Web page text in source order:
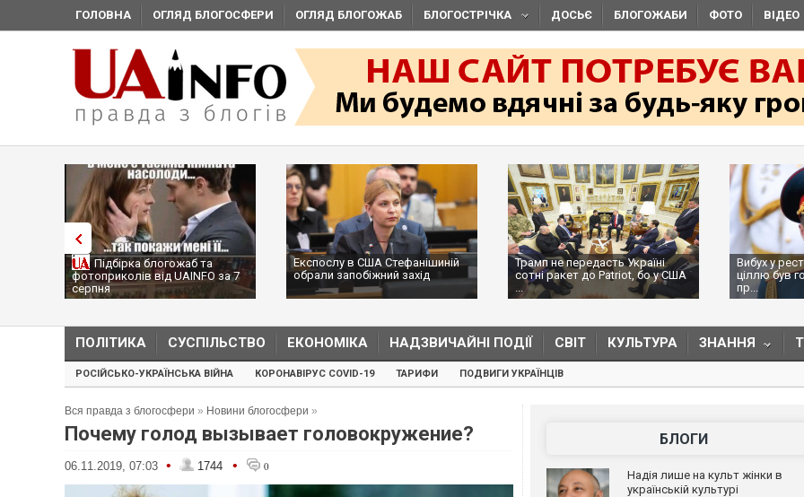
ГОЛОВНА ОГЛЯД БЛОГОСФЕРИ ОГЛЯД БЛОГОЖАБ БЛОГОСТРІЧКА ДОСЬЄ БЛОГОЖАБИ ФОТО ВІДЕО
Підбірка блогожаб та
фотоприколів від UAINFO за 7
серпня
Експослу в США Стефанішиній
обрали запобіжний захід
Трамп не передасть Україні
сотні ракет до Patriot, бо у США
...
Вибух у
ціллю був
пр...
ПОЛІТИКА СУСПІЛЬСТВО ЕКОНОМІКА НАДЗВИЧАЙНІ ПОДІЇ СВІТ КУЛЬТУРА ЗНАННЯ
РОСІЙСЬКО-УКРАЇНСЬКА ВІЙНА КОРОНАВІРУС COVID-19 ТАРИФИ ПОДВИГИ УКРАЇНЦІВ
Вся правда з блогосфери » Новини блогосфери »
Почему голод вызывает головокружение?
06.11.2019, 07:03 • 1744 • 0
БЛОГИ
Надія лише на культ жінки в
українській культурі